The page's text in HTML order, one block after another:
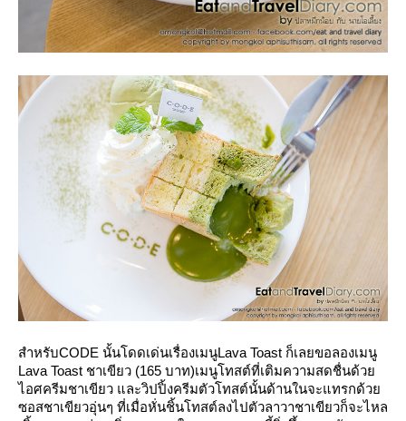
สำหรับCODE นั้นโดดเด่นเรื่องเมนูLava Toast ก็เลยขอลองเมนู
Lava Toast ชาเขียว (165 บาท)เมนูโทสต์ที่เติมความสดชื่นด้ว
ไอศครีมชาเขียว และวิปปิ้งครีมตัวโทสต์นั้นด้านในจะแทรกด้ว
ซอสชาเขียวอุ่นๆ ที่เมื่อหั่นชิ้นโทสต์ลงไปตัวลาวาชาเขียวก็จะไหล